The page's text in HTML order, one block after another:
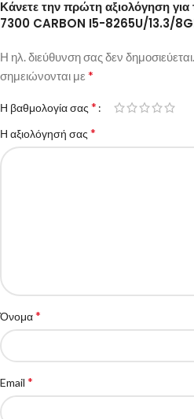
Κάνετε την πρώτη αξιολόγηση για
7300 CARBON I5-8265U/13.3/
Η ηλ. διεύθυνση σας δεν δημοσιεύεται.
σημειώνονται με *
Η βαθμολογία σας *
Η αξιολόγησή σας *
Όνομα*
Email *